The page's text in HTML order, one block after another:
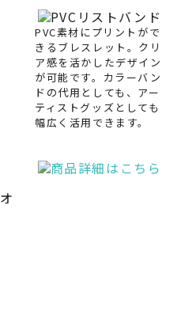
PVC素材にプリントがで
きるブレスレット。クリ
ア感を活かしたデザイン
が可能です。カラーバン
ドの代用としても、アー
ティストグッズとしても
幅広く活用できます。